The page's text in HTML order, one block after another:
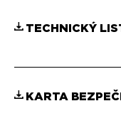
TECHNICKÝ
KARTA